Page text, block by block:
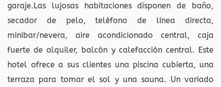
garaje.Las lujosas habitaciones disponen de baño,
secador de pelo, teléfono de línea directa,
minibar/nevera, aire acondicionado central, caja
fuerte de alquiler, balcón y calefacción central. Este
hotel ofrece a sus clientes una piscina cubierta, una
terraza para tomar el sol y una sauna. Un variado